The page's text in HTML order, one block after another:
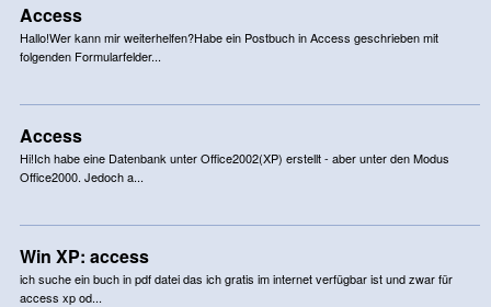
Access
Hallo!Wer kann mir weiterhelfen?Habe ein Postbuch in Access geschrieben mit
folgenden Formularfelder...
Access
Hi!Ich habe eine Datenbank unter Office2002(XP) erstellt - aber unter den Modus
Office2000. Jedoch a...
Win XP: access
ich suche ein buch in pdf datei das ich gratis im internet verfügbar ist und zwar für
access xp od...